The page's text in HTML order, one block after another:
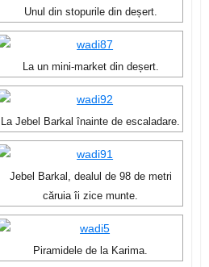
Unul din stopurile din deșert.
La un mini-market din deșert.
La Jebel Barkal înainte de escaladare.
Jebel Barkal, dealul de 98 de metri
căruia îi zice munte.
Piramidele de la Karima.